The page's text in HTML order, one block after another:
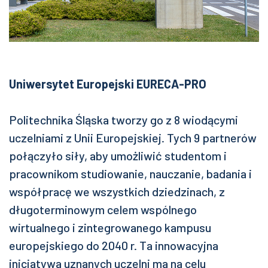
Uniwersytet Europejski EURECA-PRO
Politechnika Śląska tworzy go z 8 wiodącymi
uczelniami z Unii Europejskiej. Tych 9 partnerów
połączyło siły, aby umożliwić studentom i
pracownikom studiowanie, nauczanie, badania i
współpracę we wszystkich dziedzinach, z
długoterminowym celem wspólnego
wirtualnego i zintegrowanego kampusu
europejskiego do 2040 r. Ta innowacyjna
inicjatywa uznanych uczelni ma na celu